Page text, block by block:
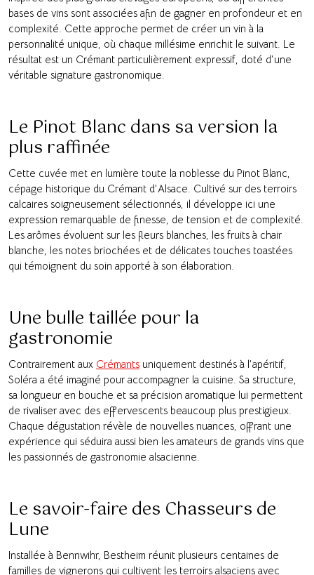
bases de vins sont associées afin de gagner en profondeur et en
complexité. Cette approche permet de créer un vin à la
personnalité unique, où chaque millésime enrichit le suivant. Le
résultat est un Crémant particulièrement expressif, doté d’une
véritable signature gastronomique.
Le Pinot Blanc dans sa version la
plus raffinée
Cette cuvée met en lumière toute la noblesse du Pinot Blanc,
cépage historique du Crémant d’Alsace. Cultivé sur des terroirs
calcaires soigneusement sélectionnés, il développe ici une
expression remarquable de finesse, de tension et de complexité.
Les arômes évoluent sur les fleurs blanches, les fruits à chair
blanche, les notes briochées et de délicates touches toastées
qui témoignent du soin apporté à son élaboration.
Une bulle taillée pour la
gastronomie
Contrairement aux Crémants uniquement destinés à l’apéritif,
Soléra a été imaginé pour accompagner la cuisine. Sa structure,
sa longueur en bouche et sa précision aromatique lui permettent
de rivaliser avec des effervescents beaucoup plus prestigieux.
Chaque dégustation révèle de nouvelles nuances, offrant une
expérience qui séduira aussi bien les amateurs de grands vins que
les passionnés de gastronomie alsacienne.
Le savoir-faire des Chasseurs de
Lune
Installée à Bennwihr, Bestheim réunit plusieurs centaines de
familles de vignerons qui cultivent les terroirs alsaciens avec